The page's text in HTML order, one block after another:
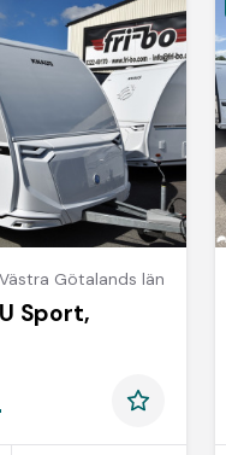
Västra Götalands län
Sport,